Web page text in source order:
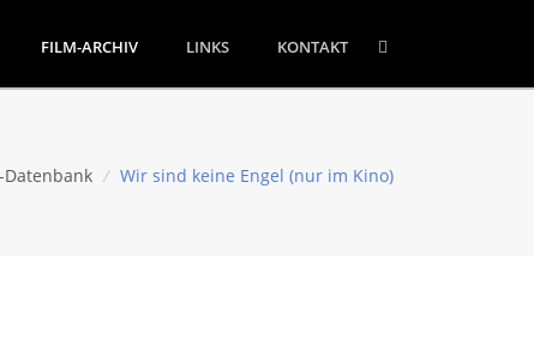
FILM-ARCHIV LINKS KONTAKT
Datenbank / Wir sind keine Engel (nur im Kino)